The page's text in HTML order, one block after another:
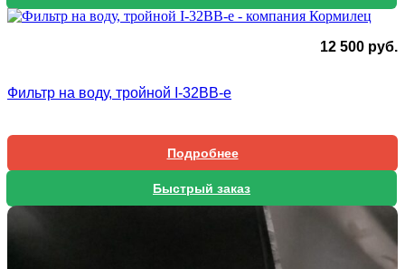
12 500 руб.
Фильтр на воду, тройной I-32BB-e
Подробнее
Быстрый заказ